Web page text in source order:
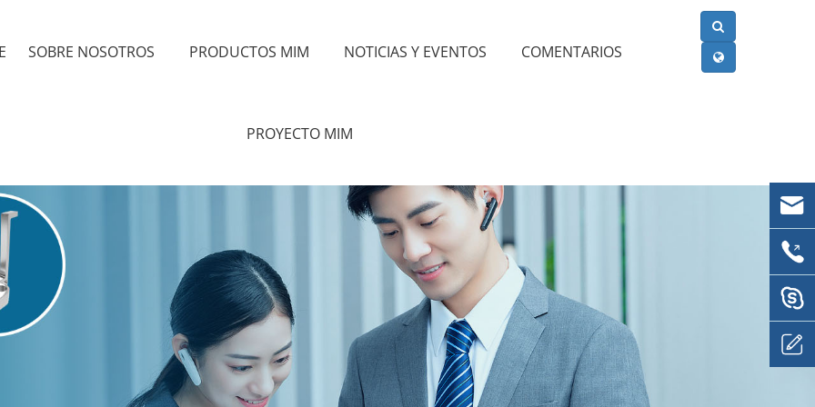
SOBRE NOSOTROS PRODUCTOS MIM NOTICIAS Y EVENTOS COMENTARIOS
PROYECTO MIM